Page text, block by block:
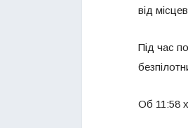
від
Під час
Об 11:58